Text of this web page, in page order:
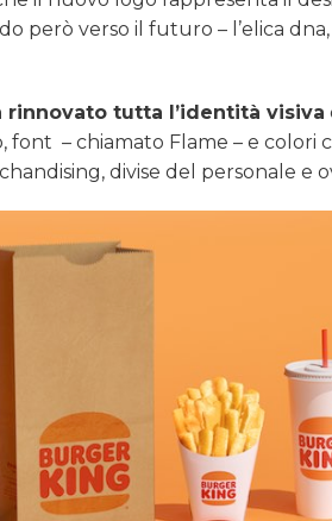
però verso il futuro – l’elica
rinnovato tutta l’identità visiva
font – chiamato Flame – e
divise del personale e